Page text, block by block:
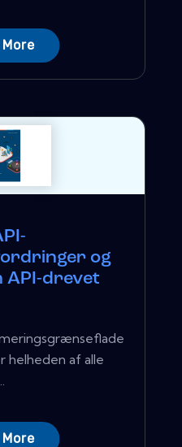
og
API-drevet
helheden af ​​alle